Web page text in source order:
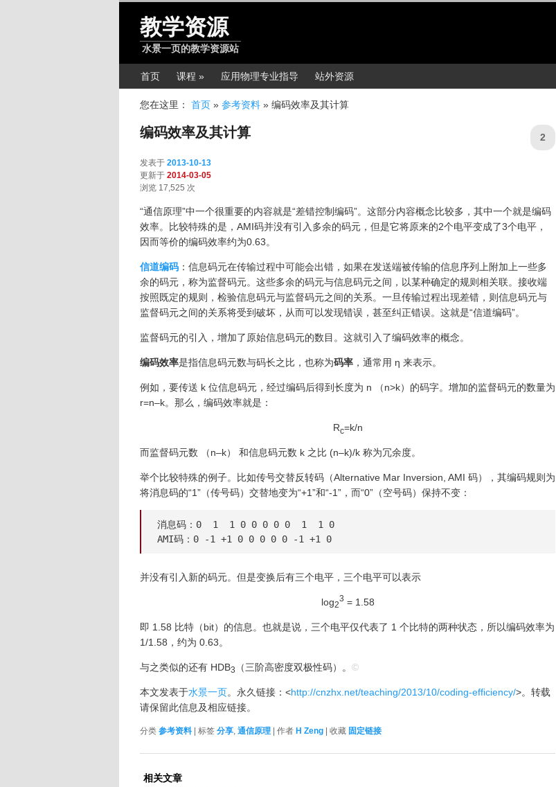
教学资源
水景一页的教学资源站
主菜单首页 课程 » 应用物理专业指导 站外资源
您在这里： 首页 » 参考资料 » 编码效率及其计算
编码效率及其计算
发表于 2013-10-13
更新于 2014-03-05
浏览 17,525 次
2
“通信原理”中一个很重要的内容就是“差错控制编码”。这部分内容概念比较多，其中一个就是编码
效率。比较特殊的是，AMI码并没有引入多余的码元，但是它将原来的2个电平变成了3个电平，
因而等价的编码效率约为0.63。
信道编码 ：信息码元在传输过程中可能会出错，如果在发送端被传输的信息序列上附加上一些多
余的码元，称为监督码元。这些多余的码元与信息码元之间，以某种确定的规则相关联。接收端
按照既定的规则，检验信息码元与监督码元之间的关系。一旦传输过程出现差错，则信息码元与
监督码元之间的关系将受到破坏，从而可以发现错误，甚至纠正错误。这就是“信道编码”。
监督码元的引入，增加了原始信息码元的数目。这就引入了编码效率的概念。
编码效率是指信息码元数与码长之比，也称为码率 ，通常用 η 来表示。
例如，要传送 k 位信息码元，经过编码后得到长度为 n （n>k）的码字。增加的监督码元的数量为
r=n–k。那么，编码效率就是：
Rc=k/n
而监督码元数 （n–k） 和信息码元数 k 之比 (n–k)/k 称为冗余度。
举个比较特殊的例子。比如传号交替反转码（Alternative Mar Inversion, AMI 码），其编码规则为
将消息码的“1”（传号码）交替地变为“+1”和“-1”，而“0”（空号码）保持不变：
消息码：0  1  1 0 0 0 0 0  1  1 0
AMI码：0 -1 +1 0 0 0 0 0 -1 +1 0
并没有引入新的码元。但是变换后有三个电平，三个电平可以表示
log2
3 = 1.58
即 1.58 比特（bit）的信息。也就是说，三个电平仅代表了 1 个比特的两种状态，所以编码效率为
1/1.58，约为 0.63。
与之类似的还有 HDB3 （三阶高密度双极性码）。 ©
本文发表于水景一页。永久链接：<http://cnzhx.net/teaching/2013/10/coding-efficiency/>。转载
请保留此信息及相应链接。
分类 参考资料 | 标签 分享, 通信原理 | 作者 H Zeng | 收藏 固定链接
相关文章